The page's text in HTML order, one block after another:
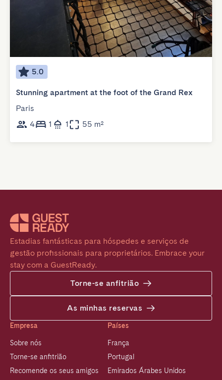
5.0
Stunning apartment at the foot of the Grand Rex
Paris
4
1 1 55 m²
Estadias fantásticas para hóspedes e serviços de
gestão profissionais para proprietários. Embrace your
stay com a GuestReady.
Torne-se anfitrião
As minhas reservas
Empresa
Sobre nós
Torne-se anfitrião
Recomende os seus amigos
Países
França
Portugal
Emirados Árabes Unidos